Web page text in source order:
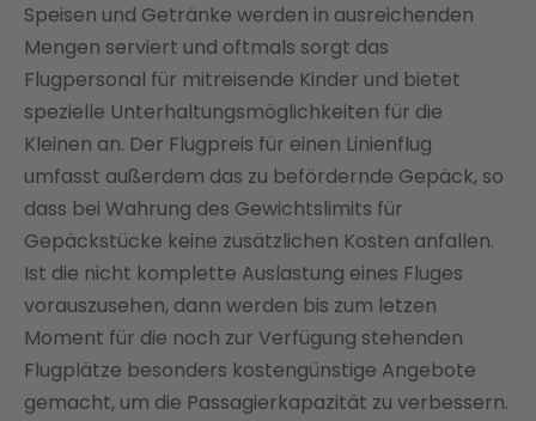
Speisen und Getränke werden in ausreichenden
Mengen serviert und oftmals sorgt das
Flugpersonal für mitreisende Kinder und bietet
spezielle Unterhaltungsmöglichkeiten für die
Kleinen an. Der Flugpreis für einen Linienflug
umfasst außerdem das zu befördernde Gepäck, so
dass bei Wahrung des Gewichtslimits für
Gepäckstücke keine zusätzlichen Kosten anfallen.
Ist die nicht komplette Auslastung eines Fluges
vorauszusehen, dann werden bis zum letzen
Moment für die noch zur Verfügung stehenden
Flugplätze besonders kostengünstige Angebote
gemacht, um die Passagierkapazität zu verbessern.